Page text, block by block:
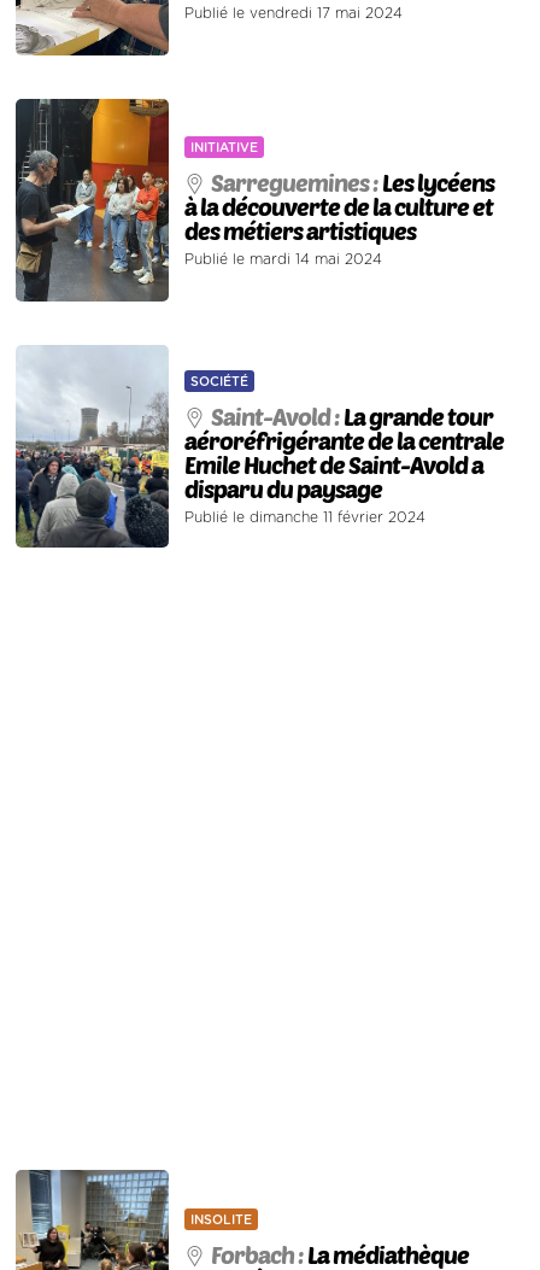
Publié le vendredi 17 mai 2024
INITIATIVE
Sarreguemines :Les lycéens
à la découverte de la culture et
des métiers artistiques
Publié le mardi 14 mai 2024
SOCIÉTÉ
Saint-Avold :La grande tour
aéroréfrigérante de la centrale
Emile Huchet de Saint-Avold a
disparu du paysage
Publié le dimanche 11 février 2024
INSOLITE
Forbach :La médiathèque